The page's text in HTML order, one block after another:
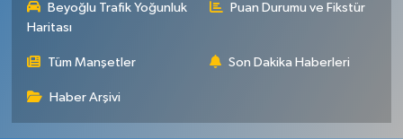
Beyoğlu Trafik Yoğunluk
Haritası
Puan Durumu ve Fikstür
Tüm Manşetler Son Dakika Haberleri
Haber Arşivi